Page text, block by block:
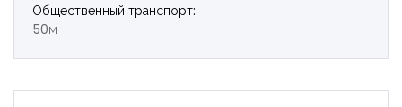
Общественный транспорт:
50м